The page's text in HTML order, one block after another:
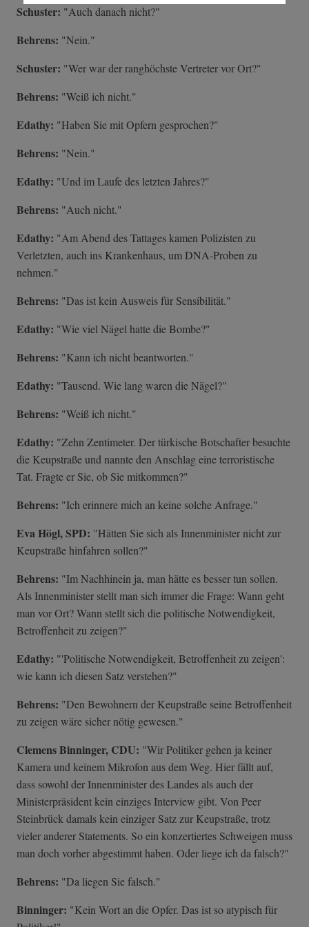
Schuster: "Auch danach nicht?"
Behrens: "Nein."
Schuster: "Wer war der ranghöchste Vertreter vor Ort?"
Behrens: "Weiß ich nicht."
Edathy: "Haben Sie mit Opfern gesprochen?"
Behrens: "Nein."
Edathy: "Und im Laufe des letzten Jahres?"
Behrens: "Auch nicht."
Edathy: "Am Abend des Tattages kamen Polizisten zu
Verletzten, auch ins Krankenhaus, um DNA-Proben zu
nehmen."
Behrens: "Das ist kein Ausweis für Sensibilität."
Edathy: "Wie viel Nägel hatte die Bombe?"
Behrens: "Kann ich nicht beantworten."
Edathy: "Tausend. Wie lang waren die Nägel?"
Behrens: "Weiß ich nicht."
Edathy: "Zehn Zentimeter. Der türkische Botschafter besuchte
die Keupstraße und nannte den Anschlag eine terroristische
Tat. Fragte er Sie, ob Sie mitkommen?"
Behrens: "Ich erinnere mich an keine solche Anfrage."
Eva Högl, SPD: "Hätten Sie sich als Innenminister nicht zur
Keupstraße hinfahren sollen?"
Behrens: "Im Nachhinein ja, man hätte es besser tun sollen.
Als Innenminister stellt man sich immer die Frage: Wann geht
man vor Ort? Wann stellt sich die politische Notwendigkeit,
Betroffenheit zu zeigen?"
Edathy: "'Politische Notwendigkeit, Betroffenheit zu zeigen':
wie kann ich diesen Satz verstehen?"
Behrens: "Den Bewohnern der Keupstraße seine Betroffenheit
zu zeigen wäre sicher nötig gewesen."
Clemens Binninger, CDU: "Wir Politiker gehen ja keiner
Kamera und keinem Mikrofon aus dem Weg. Hier fällt auf,
dass sowohl der Innenminister des Landes als auch der
Ministerpräsident kein einziges Interview gibt. Von Peer
Steinbrück damals kein einziger Satz zur Keupstraße, trotz
vieler anderer Statements. So ein konzertiertes Schweigen muss
man doch vorher abgestimmt haben. Oder liege ich da falsch?"
Behrens: "Da liegen Sie falsch."
Binninger: "Kein Wort an die Opfer. Das ist so atypisch für